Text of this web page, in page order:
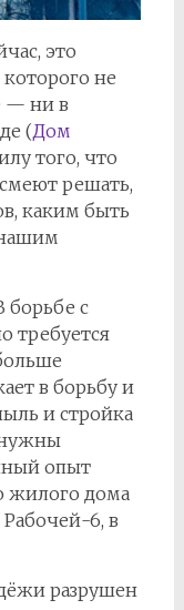
это
не
— ни в
(Дом
того, что
решать,
каким быть
борьбе с
требуется
в борьбу и
и стройка
опыт
жилого дома
Рабочей-6, в
разрушен